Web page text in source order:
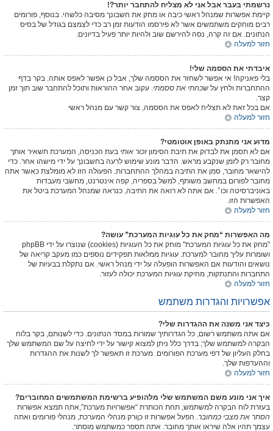
נרשמתי בעבר אבל אני לא מצליח להתחבר יותר?!
קיימת אפשרות שמנהל ראשי כיבה או מחק את חשבונך מסיבה כלשהי. בנוסף, פורומים
רבים מוחקים משתמשים אשר לא פירסמו הודעות זמן רב כדי לצמצם בגודל של בסיס
הנתונים. אם זה קרה, נסה להירשם שוב ולהיות יותר פעיל בדיונים.
חזור למעלה
איבדתי את הססמה שלי!
בלי פאניקה! אי אפשר לשחזר את הססמה שלך, אבל כן אפשר לאפס אותה. בקר בדף
ההתחברות ולחץ על שכחתי את ססמתי. עקוב אחר ההוראות ותוכל להתחבר שוב תוך זמן
קצר.
אם בכל זאת לא תצליח לאפס את הססמה, צור קשר עם מנהל ראשי
חזור למעלה
מדוע אני מתנתק באופן אוטומטי?
אם לא תסמן את לבדוק את תיבת הסימוןזכור אותי בעת הכניסה, המערכת תשאיר אותך
מחובר רק לזמן שנקבע מראש. הדבר מונע שימוש לרעה בחשבונך על ידי מישהו אחר. כדי
להישאר מחובר, סמן את התיבה במהלך ההתחברות. הפעולה הזו לא מומלצת כאשר אתה
מחובר לפורום במחשב משותף, למשל בספריה, קפה אינטרנט, מחשבי מעבדות
באוניברסיטה וכו׳. אם אתה לא רואה את התיבה, כנראה שמנהל המערכת ביטל את
האפשרות הזו.
חזור למעלה
מה האפשרות “מחק את כל עוגיות המערכת” עושה?
"מחק את כל עוגיות המערכת" מוחק את כל העוגיות (cookies) שנוצרו על ידי phpBB
ושומרות עליך מחובר למערכת. עוגיות ממלאות תפקידים נוספים כמו מעקב קריאה של
נושאים והודעות אם האפשרות הופעלה על ידי מנהל ראשי. אם נתקלת בבעיות של
התחברות והתנתקות, מחיקת עוגיות המערכת יכולה לעזור.
חזור למעלה
אפשרויות והגדרות משתמש
כיצד אני משנה את ההגדרות שלי?
אם אתה משתמש רשום, כל הגדרותיך שמורות במסד הנתונים. כדי לשנותם, בקר בלוח
הבקרה למשתמש שלך; בדרך כלל ניתן למצוא קישור על ידי לחיצה על שם המשתמש שלך
בחלק העליון של דפי מערכת הפורומים. מערכת זו תאפשר לך לשנות את ההגדרות
וההעדפות שלך.
חזור למעלה
איך אני מונע משם המשתמש שלי מלהופיע ברשימת המשתמשים המחוברים?
בעזרת לוח הבקרה למשתמש, תחת הכותרת “אפשרויות מערכת”,אתה תמצא אפשרות
הסתר את מצבי כמחובר. הפעל אפשרות זו כןורק מנהלי המערכת, מנהלי פורומים ואתה
עצמך תהיו אלה שיראו אותך מחובר. אתה תספר כמשתמש מוסתר.